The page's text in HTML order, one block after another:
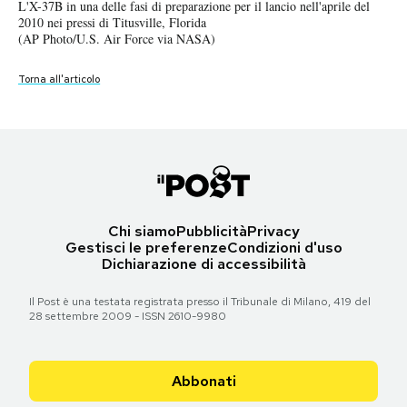
Notifiche mobile
Regala il Post
Esci
L'X-37B in una delle fasi di preparazione per il lancio nell'aprile del
2010 nei pressi di Titusville, Florida
(AP Photo/U.S. Air Force via NASA)
Torna all'articolo
Chi siamoPubblicitàPrivacy
Gestisci le preferenzeCondizioni d'uso
Dichiarazione di accessibilità
Il Post è una testata registrata presso il Tribunale di Milano, 419 del
28 settembre 2009 - ISSN 2610-9980
Abbonati